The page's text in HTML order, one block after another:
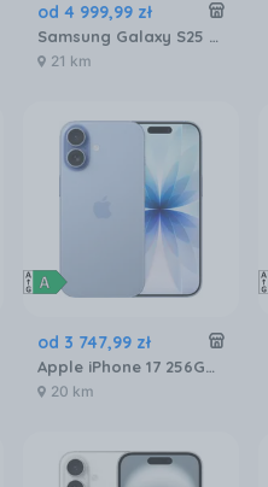
od 4 999,99 zł
Samsung Galaxy S25 Ultra SM-S938 12/256GB Tytanowy Czarny
21 km
od 3 747,99 zł
Apple iPhone 17 256GB Gołębi
20 km